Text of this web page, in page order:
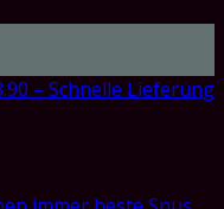
– Schnelle Lieferung